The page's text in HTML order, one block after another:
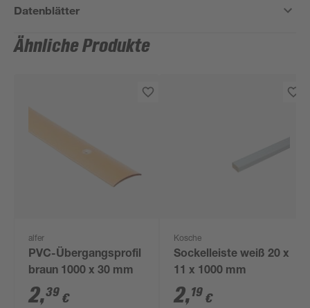
Datenblätter
Ähnliche Produkte
alfer
PVC-Übergangsprofil
braun 1000 x 30 mm
2,39 €
Kosche
Sockelleiste weiß 20 x
11 x 1000 mm
2,19 €